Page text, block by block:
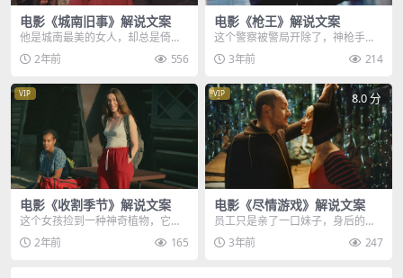
电影《城南旧事》解说文案
他是城南最美的女人，却总是倚着
墙根望望，一望就是六年，六年
来，只有这个小女孩对他...
2年前 556
电影《枪王》解说文案
这个警察被警局开除了，神枪手有
一门绝技叫大波tap，原因是能力太
强，方法是在短时...
3年前 214
VIP
电影《收割季节》解说文案
这个女孩捡到一种神奇植物，它的
气味能蛊惑人心智，控制人行动，
只要对其稍加利用，就...
2年前 165
VIP 8.0 分
电影《尽情游戏》解说文案
员工只是亲了一口妹子，身后的导
弹突然爆炸，引爆了整个武器工
厂，天空中升起蘑菇云，...
3年前 247